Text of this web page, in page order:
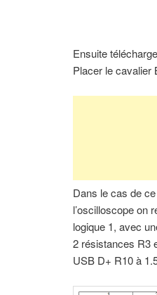
Ensuite
Placer le cavalier
Dans le cas de
l’oscilloscope on
logique 1, avec
2 résistances R3
USB D+ R10 à